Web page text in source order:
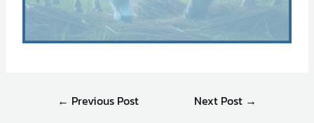
← Previous Post Next Post →